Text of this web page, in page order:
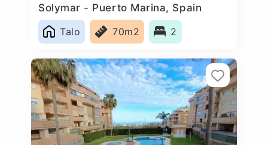
Solymar - Puerto Marina, Spain
Talo
70m2 2